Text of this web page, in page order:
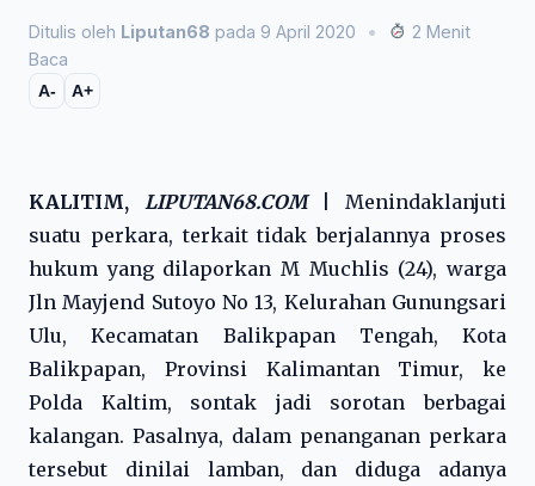
Ditulis oleh Liputan68 pada 9 April 2020 •
2 Menit
Baca
A- A+
KALITIM, LIPUTAN68.COM|Menindaklanjuti
suatu perkara, terkait tidak berjalannya proses
hukum yang dilaporkan M Muchlis (24), warga
Jln Mayjend Sutoyo No 13, Kelurahan Gunungsari
Ulu, Kecamatan Balikpapan Tengah, Kota
Balikpapan, Provinsi Kalimantan Timur, ke
Polda Kaltim, sontak jadi sorotan berbagai
kalangan. Pasalnya, dalam penanganan perkara
tersebut dinilai lamban, dan diduga adanya